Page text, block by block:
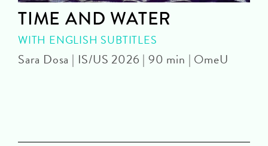
TIME AND WATER
WITH ENGLISH SUBTITLES
Sara Dosa | IS/US 2026 | 90 min | OmeU